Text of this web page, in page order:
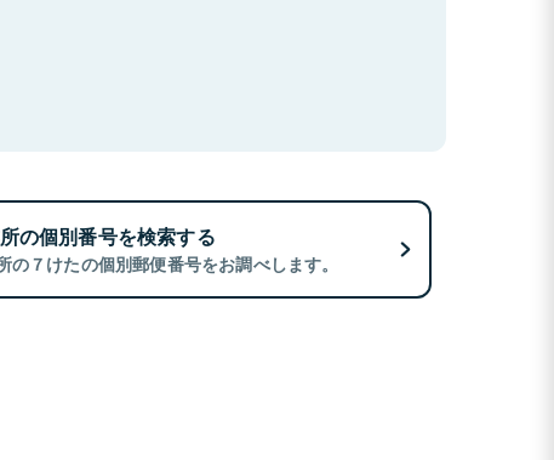
の個別番号を検索する
の７けたの個別郵便番号をお調べします。